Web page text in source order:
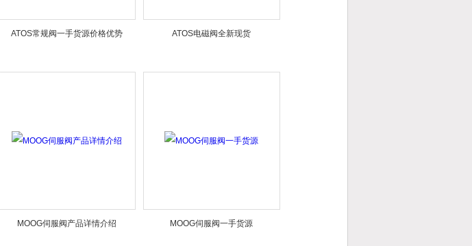
ATOS常规阀一手货源价格优势 ATOS电磁阀全新现货
MOOG伺服阀产品详情介绍 MOOG伺服阀一手货源